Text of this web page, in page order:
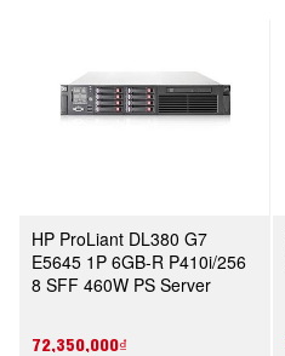
HP ProLiant DL380 G7
E5645 1P 6GB-R P410i/256
8 SFF 460W PS Server
72,350,000₫